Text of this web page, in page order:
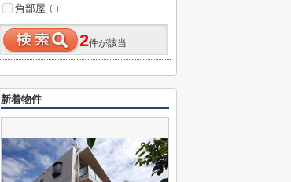
角部屋 (-)
2件が該当
新着物件